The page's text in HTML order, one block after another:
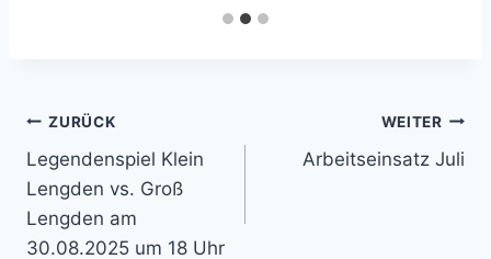
Beitragsnavigation
ZURÜCK
Legendenspiel Klein
Lengden vs. Groß
Lengden am
30.08.2025 um 18 Uhr
WEITER
Arbeitseinsatz Juli